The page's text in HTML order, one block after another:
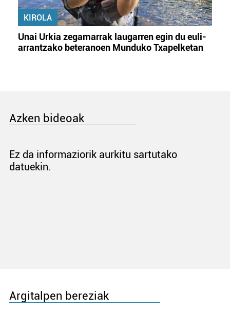
KIROLA
Unai Urkia zegamarrak laugarren egin du euli-
arrantzako beteranoen Munduko Txapelketan
Azken bideoak
Ez da informaziorik aurkitu sartutako
datuekin.
Argitalpen bereziak